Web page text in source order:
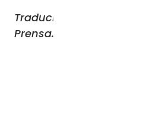
Traducido y adaptado por
Prensa. Publicado